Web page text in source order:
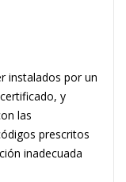
instalados por un
y
las
prescritos
inadecuada